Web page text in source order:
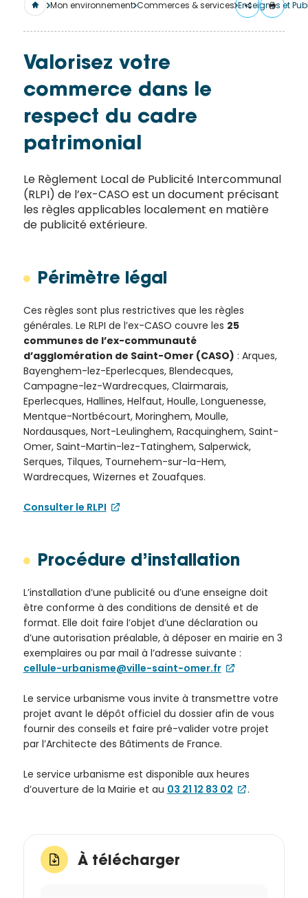
Mon environnement Commerces & services Enseignes et
Valorisez votre
commerce dans le
respect du cadre
patrimonial
Le Règlement Local de Publicité Intercommunal
(RLPI) de l’ex-CASO est un document précisant
les règles applicables localement en matière
de publicité extérieure.
Périmètre légal
Ces règles sont plus restrictives que les règles
générales. Le RLPI de l’ex-CASO couvre les 25
communes de l’ex-communauté
d’agglomération de Saint-Omer (CASO) : Arques,
Bayenghem-lez-Eperlecques, Blendecques,
Campagne-lez-Wardrecques, Clairmarais,
Eperlecques, Hallines, Helfaut, Houlle, Longuenesse,
Mentque-Nortbécourt, Moringhem, Moulle,
Nordausques, Nort-Leulinghem, Racquinghem, Saint-
Omer, Saint-Martin-lez-Tatinghem, Salperwick,
Serques, Tilques, Tournehem-sur-la-Hem,
Wardrecques, Wizernes et Zouafques.
Consulter le RLPI
Procédure d’installation
L’installation d’une publicité ou d’une enseigne doit
être conforme à des conditions de densité et de
format. Elle doit faire l’objet d’une déclaration ou
d’une autorisation préalable, à déposer en mairie en 3
exemplaires ou par mail à l’adresse suivante :
cellule-urbanisme@ville-saint-omer.fr
Le service urbanisme vous invite à transmettre votre
projet avant le dépôt officiel du dossier afin de vous
fournir des conseils et faire pré-valider votre projet
par l’Architecte des Bâtiments de France.
Le service urbanisme est disponible aux heures
d’ouverture de la Mairie et au 03 21 12 83 02 .
À télécharger
merci
Vous
recevrez
un
un lien
vers la
publication.
de la
Ville et
de ses
partenaires.
(*Champs
obligatoires)
Si vous
êtes déjà
inscrit(e)
et que
cliquez ici.